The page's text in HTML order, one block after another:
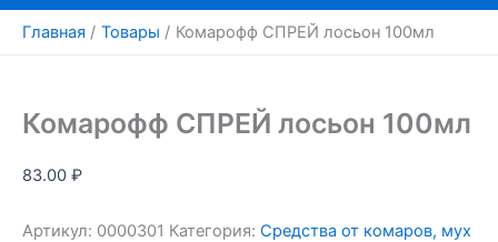
Главная Товары Комарофф СПРЕЙ лосьон 100мл
Комарофф СПРЕЙ лосьон 100мл
83.00 ₽
Артикул: 0000301 Категория: Средства от комаров, мух